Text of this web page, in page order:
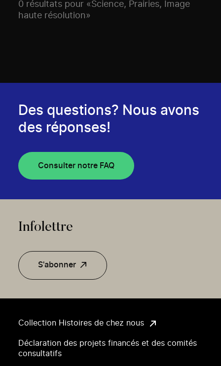
0 résultats pour «Science, Prairies, Image
haute résolution»
Collection Histoires de chez nous
Déclaration des projets financés et des comités
consultatifs
Des questions? Nous avons
des réponses!
Consulter notre FAQ
Infolettre
S'abonner